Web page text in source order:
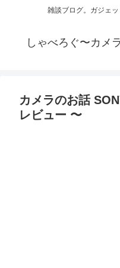
雑談ブログ。ガジェ
しゃべろぐ〜カメ
カメラのお話
レビュー 〜